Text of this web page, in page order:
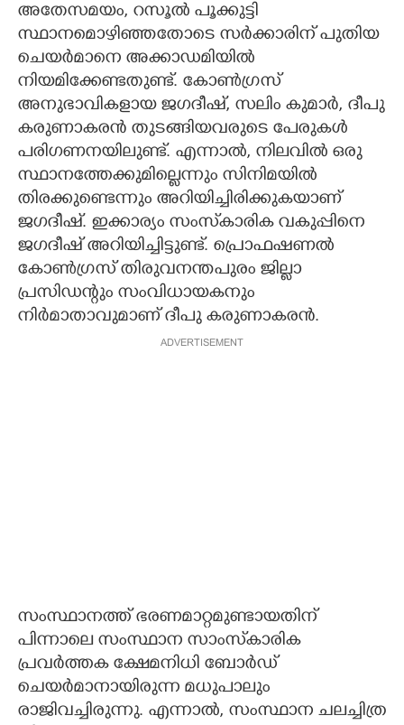
അതേസമയം, റസൂൽ പൂക്കുട്ടി
സ്ഥാനമൊഴിഞ്ഞതോടെ സർക്കാരിന് പുതിയ
ചെയർമാനെ അക്കാഡമിയിൽ
നിയമിക്കേണ്ടതുണ്ട്. കോൺഗ്രസ്
അനുഭാവികളായ ജഗദീഷ്, സലിം കുമാർ, ദീപു
കരുണാകരൻ തുടങ്ങിയവരുടെ പേരുകൾ
പരിഗണനയിലുണ്ട്. എന്നാൽ, നിലവിൽ ഒരു
സ്ഥാനത്തേക്കുമില്ലെന്നും സിനിമയിൽ
തിരക്കുണ്ടെന്നും അറിയിച്ചിരിക്കുകയാണ്
ജഗദീഷ്. ഇക്കാര്യം സംസ്‌കാരിക വകുപ്പിനെ
ജഗദീഷ് അറിയിച്ചിട്ടുണ്ട്. പ്രൊഫഷണൽ
കോൺഗ്രസ്‌ തിരുവനന്തപുരം ജില്ലാ
പ്രസിഡന്റും സംവിധായകനും
നിർമാതാവുമാണ് ദീപു കരുണാകരൻ.
ADVERTISEMENT
സംസ്ഥാനത്ത് ഭരണമാറ്റമുണ്ടായതിന്
പിന്നാലെ സംസ്ഥാന സാംസ്‌കാരിക
പ്രവർത്തക ക്ഷേമനിധി ബോർഡ്
ചെയർമാനായിരുന്ന മധുപാലും
രാജിവച്ചിരുന്നു. എന്നാൽ, സംസ്ഥാന ചലച്ചിത്ര